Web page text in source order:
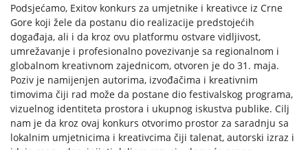
Podsjećamo, Exitov konkurs za umjetnike i kreativce iz Crne
Gore koji žele da postanu dio realizacije predstojećih
događaja, ali i da kroz ovu platformu ostvare vidljivost,
umrežavanje i profesionalno povezivanje sa regionalnom i
globalnom kreativnom zajednicom, otvoren je do 31. maja.
Poziv je namijenjen autorima, izvođačima i kreativnim
timovima čiji rad može da postane dio festivalskog programa,
vizuelnog identiteta prostora i ukupnog iskustva publike. Cilj
nam je da kroz ovaj konkurs otvorimo prostor za saradnju sa
lokalnim umjetnicima i kreativcima čiji talenat, autorski izraz i